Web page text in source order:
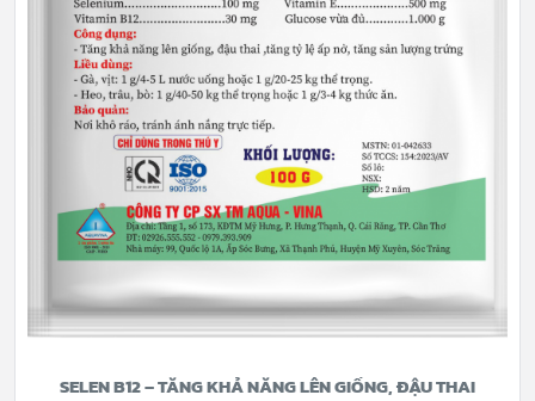
SELEN B12 – TĂNG KHẢ NĂNG LÊN GIỐNG, ĐẬU THAI